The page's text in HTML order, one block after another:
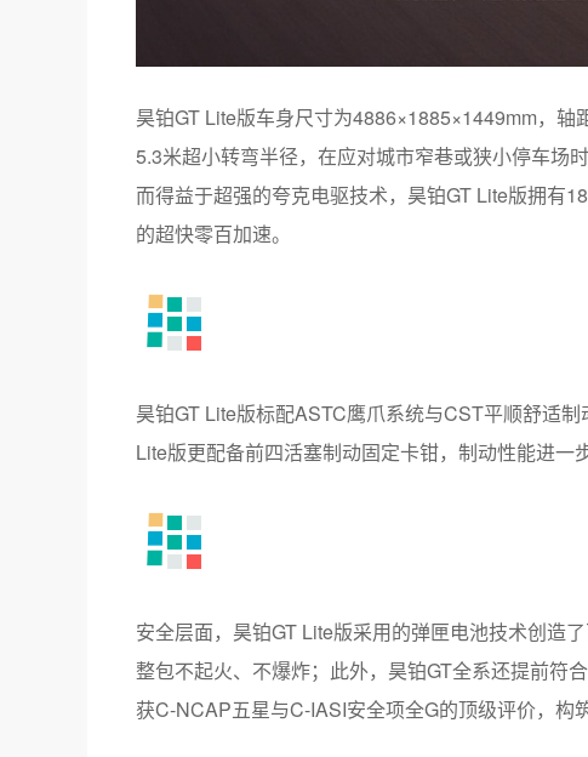
昊铂GT Lite版车身尺寸为4886×1885×1449mm，
5.3米超小转弯半径，在应对城市窄巷或狭小停车场
而得益于超强的夸克电驱技术，昊铂GT Lite版拥有
的超快零百加速。
昊铂GT Lite版标配ASTC鹰爪系统与CST平顺舒适
Lite版更配备前四活塞制动固定卡钳，制动性能进一
安全层面，昊铂GT Lite版采用的弹匣电池技术创造
获C-NCAP五星与C-IASI安全项全G的顶级评价，构